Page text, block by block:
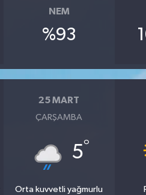
NEM
%93
25 MART
ÇARŞAMBA
5°
Orta kuvvetli yağmurlu